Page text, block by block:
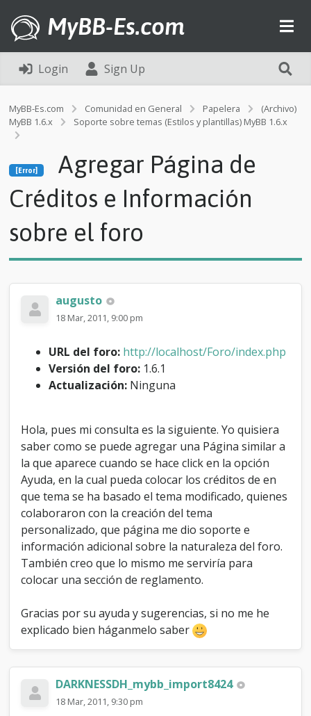
MyBB-Es.com
Login Sign Up
MyBB-Es.com Comunidad en General Papelera
(Archivo)
MyBB 1.6.x
Soporte sobre temas (Estilos y plantillas) MyBB 1.6.x
g
e
a
r
a
t
o
s
e
I
n
f
o
r
m
a
c
i
n
o
b
[Error]
Agregar Página de
Créditos e Información
sobre el foro
augusto
18 Mar, 2011, 9:00 pm
URL del foro: http://localhost/Foro/index.php
Versión del foro: 1.6.1
Actualización: Ninguna
Hola, pues mi consulta es la siguiente. Yo quisiera
saber como se puede agregar una Página similar a
la que aparece cuando se hace click en la opción
Ayuda, en la cual pueda colocar los créditos de en
que tema se ha basado el tema modificado, quienes
colaboraron con la creación del tema
personalizado, que página me dio soporte e
información adicional sobre la naturaleza del foro.
También creo que lo mismo me serviría para
colocar una sección de reglamento.
Gracias por su ayuda y sugerencias, si no me he
explicado bien háganmelo saber
DARKNESSDH_mybb_import8424
18 Mar, 2011, 9:30 pm